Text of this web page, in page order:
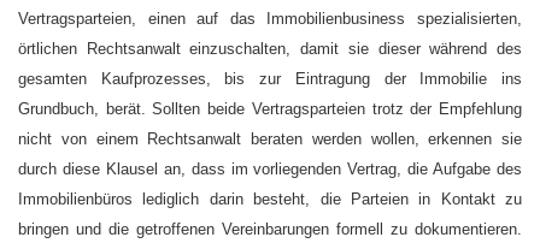
Vertragsparteien, einen auf das Immobilienbusiness spezialisierten,
örtlichen Rechtsanwalt einzuschalten, damit sie dieser während des
gesamten Kaufprozesses, bis zur Eintragung der Immobilie ins
Grundbuch, berät. Sollten beide Vertragsparteien trotz der Empfehlung
nicht von einem Rechtsanwalt beraten werden wollen, erkennen sie
durch diese Klausel an, dass im vorliegenden Vertrag, die Aufgabe des
Immobilienbüros lediglich darin besteht, die Parteien in Kontakt zu
bringen und die getroffenen Vereinbarungen formell zu dokumentieren.